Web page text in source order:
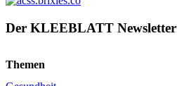
Der KLEEBLATT Newsletter
Themen